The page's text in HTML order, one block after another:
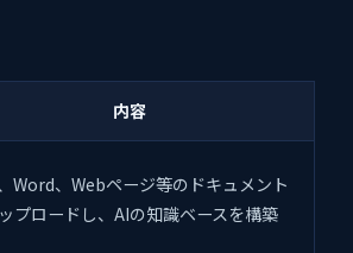
内容
Word、Webページ等のドキュメント
プロードし、AIの知識ベースを構築